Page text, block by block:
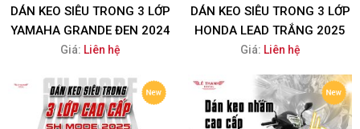
DÁN KEO SIÊU TRONG 3 LỚP
YAMAHA GRANDE ĐEN 2024
Giá: Liên hệ
DÁN KEO SIÊU TRONG 3 LỚP
HONDA LEAD TRẮNG 2025
Giá: Liên hệ